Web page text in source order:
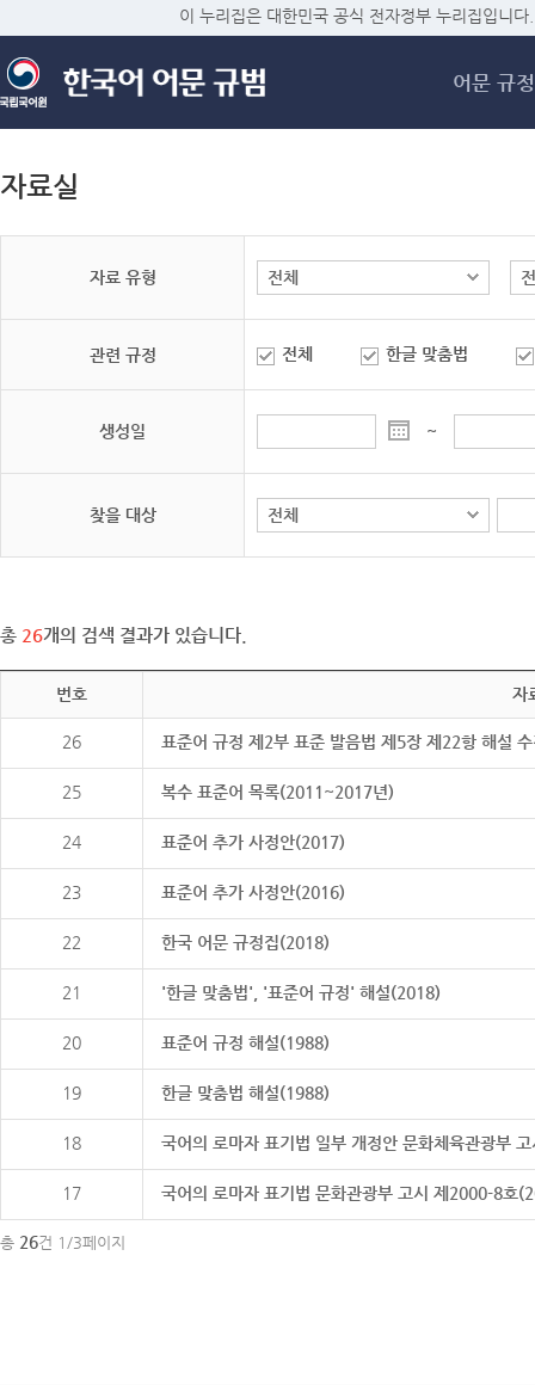
메
이 누리집은 대한민국 공식 전자정부 누리집입니다.
어문 규정
자료실
자료 유형
관련 규정 전체 한글 맞춤법
생성일 ~
찾을 대상
총 26개의 검색 결과가 있습니다.
번호 자
26 표준어 규정 제2부 표준 발음법 제5장 제22항 해설
25 복수 표준어 목록(2011~2017년)
24 표준어 추가 사정안(2017)
23 표준어 추가 사정안(2016)
22 한국 어문 규정집(2018)
21 '한글 맞춤법', '표준어 규정' 해설(2018)
20 표준어 규정 해설(1988)
19 한글 맞춤법 해설(1988)
18 국어의 로마자 표기법 일부 개정안 문화체육관광부
17 국어의 로마자 표기법 문화관광부 고시 제2000-8호
총 26건 1/3페이지